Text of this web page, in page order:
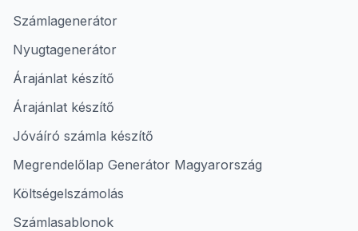
Számlagenerátor
Nyugtagenerátor
Árajánlat készítő
Árajánlat készítő
Jóváíró számla készítő
Megrendelőlap Generátor Magyarország
Költségelszámolás
Számlasablonok